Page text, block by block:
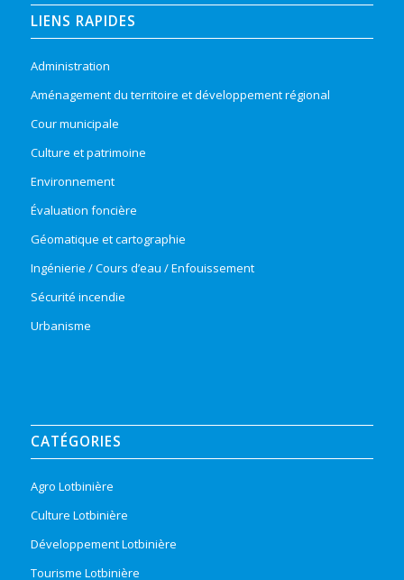
LIENS RAPIDES
Administration
Aménagement du territoire et développement régional
Cour municipale
Culture et patrimoine
Environnement
Évaluation foncière
Géomatique et cartographie
Ingénierie / Cours d’eau / Enfouissement
Sécurité incendie
Urbanisme
CATÉGORIES
Agro Lotbinière
Culture Lotbinière
Développement Lotbinière
Tourisme Lotbinière